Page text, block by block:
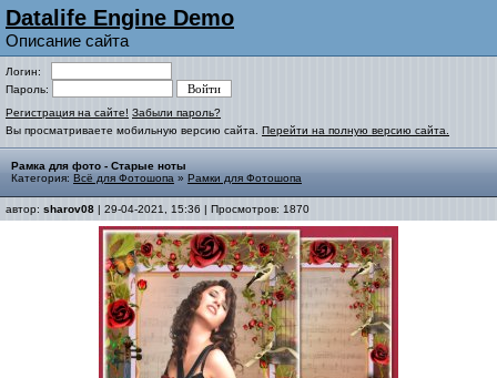
Datalife Engine Demo
Описание сайта
Логин:
Пароль:
Регистрация на сайте! Забыли пароль?
Вы просматриваете мобильную версию сайта. Перейти на полную версию сайта.
Рамка для фото - Старые ноты
Категория: Всё для Фотошопа » Рамки для Фотошопа
автор: sharov08 | 29-04-2021, 15:36 | Просмотров: 1870